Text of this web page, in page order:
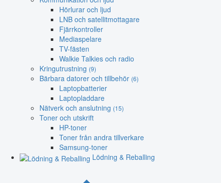
Hörlurar och ljud
LNB och satellitmottagare
Fjärrkontroller
Mediaspelare
TV-fästen
Walkie Talkies och radio
Kringutrustning (9)
Bärbara datorer och tillbehör (6)
Laptopbatterier
Laptopladdare
Nätverk och anslutning (15)
Toner och utskrift
HP-toner
Toner från andra tillverkare
Samsung-toner
Lödning & Reballing